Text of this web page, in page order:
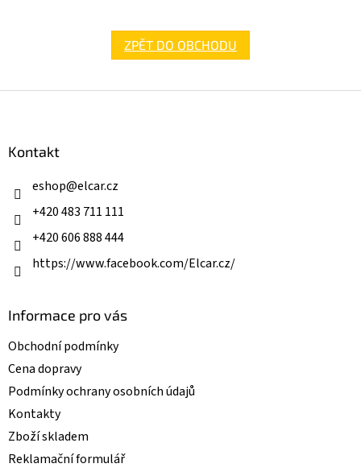
ZPĚT DO OBCHODU
Kontakt
eshop@elcar.cz
+420 483 711 111
+420 606 888 444
https://www.facebook.com/Elcar.cz/
Informace pro vás
Obchodní podmínky
Cena dopravy
Podmínky ochrany osobních údajů
Kontakty
Zboží skladem
Reklamační formulář